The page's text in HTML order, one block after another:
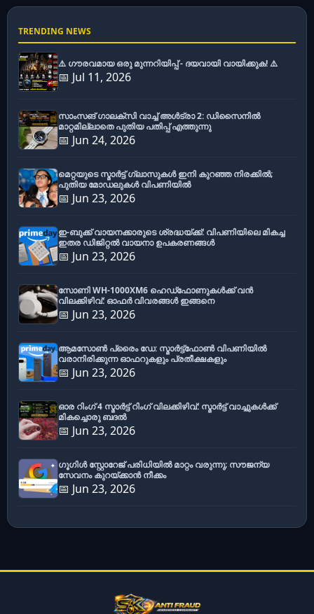
TRENDING NEWS
⚠️ ഗൗരവമായ ഒരു മുന്നറിയിപ്പ് - ദയവായി വായിക്കുക! ⚠️
📅 Jul 11, 2026
സാംസങ് ഗാലക്സി വാച്ച് അൾട്രാ 2: ഡിസൈനിൽ
മാറ്റമില്ലാതെ പുതിയ പതിപ്പ് എത്തുന്നു
📅 Jun 24, 2026
മെറ്റയുടെ സ്മാർട്ട് ഗ്ലാസുകൾ ഇനി കുറഞ്ഞ നിരക്കിൽ;
പുതിയ മോഡലുകൾ വിപണിയിൽ
📅 Jun 23, 2026
ഇ-ബുക്ക് വായനക്കാരുടെ ശ്രദ്ധയ്ക്ക്: വിപണിയിലെ മികച്ച
ഇതര ഡിജിറ്റൽ വായനാ ഉപകരണങ്ങൾ
📅 Jun 23, 2026
സോണി WH-1000XM6 ഹെഡ്‌ഫോണുകൾക്ക് വൻ
വിലക്കിഴിവ്: ഓഫർ വിവരങ്ങൾ ഇങ്ങനെ
📅 Jun 23, 2026
ആമസോൺ പ്രൈം ഡേ: സ്മാർട്ട്ഫോൺ വിപണിയിൽ
വരാനിരിക്കുന്ന ഓഫറുകളും പ്രതീക്ഷകളും
📅 Jun 23, 2026
ഓര റിംഗ് 4 സ്മാർട്ട് റിംഗ് വിലക്കിഴിവ്: സ്മാർട്ട് വാച്ചുകൾക്ക്
മികച്ചൊരു ബദൽ
📅 Jun 23, 2026
ഗൂഗിൾ സ്റ്റോറേജ് പരിധിയിൽ മാറ്റം വരുന്നു; സൗജന്യ
സേവനം കുറയ്ക്കാൻ നീക്കം
📅 Jun 23, 2026